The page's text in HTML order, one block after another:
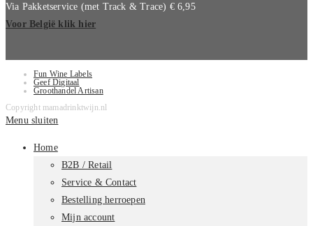
Via Pakketservice (met Track & Trace) € 6,95
Voor België klik hier
Fun Wine Labels
Geef Digitaal
Groothandel Artisan
Copyright mamadrinktwijn.nl
Menu sluiten
Home
B2B / Retail
Service & Contact
Bestelling herroepen
Mijn account